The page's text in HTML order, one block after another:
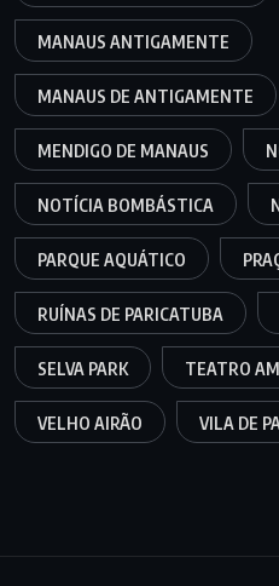
MANAUS ANTIGAMENTE
MANAUS DE ANTIGAMENTE
MENDIGO DE MANAUS
NOTÍCIA BOMBÁSTICA
PARQUE AQUÁTICO
RUÍNAS DE PARICATUBA
SELVA PARK TEATRO
VELHO AIRÃO VILA DE